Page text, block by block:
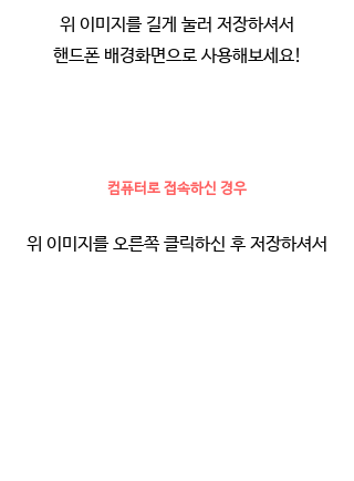
위 이미지를 길게 눌러 저장하셔서
핸드폰 배경화면으로 사용해보세요!
컴퓨터로 접속하신 경우
위 이미지를 오른쪽 클릭하신 후 저장하셔서